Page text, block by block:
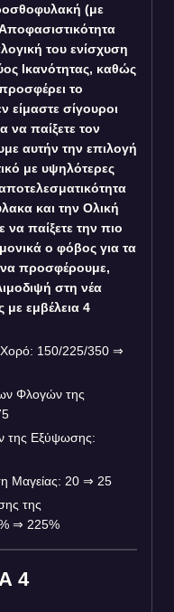
(με
του ενίσχυση
Ικανότητας, καθώς
το
είμαστε σίγουροι
να παίξετε τον
αυτήν την επιλογή
με υψηλότερες
και την Ολική
παίξετε την πιο
ο φόβος για τα
να προσφέρουμε,
στη νέα
εμβέλεια 4
Χορό: 150/225/350 ⇒
Φλογών της
της Εξύψωσης:
Μαγείας: 20 ⇒ 25
της
⇒ 225%
4